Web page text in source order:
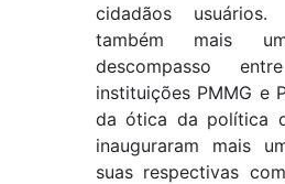
cidadãos usuários.
também mais
descompasso
instituições PMMG e
da ótica da política
inauguraram mais
suas respectivas